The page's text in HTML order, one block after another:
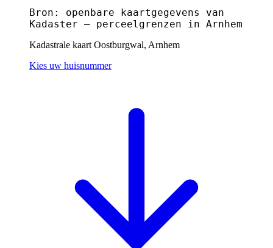
Bron: openbare kaartgegevens van
Kadaster — perceelgrenzen in Arnhem
Kadastrale kaart Oostburgwal, Arnhem
Kies uw huisnummer